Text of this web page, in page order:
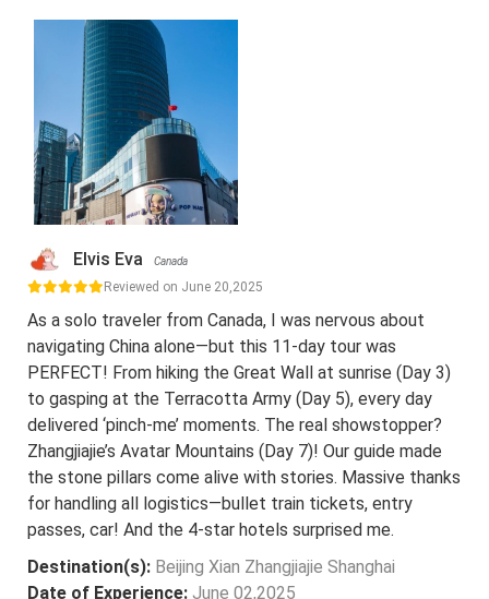
Elvis Eva Canada
Reviewed on June 20,2025
As a solo traveler from Canada, I was nervous about
navigating China alone—but this 11-day tour was
PERFECT! From hiking the Great Wall at sunrise (Day 3)
to gasping at the Terracotta Army (Day 5), every day
delivered ‘pinch-me’ moments. The real showstopper?
Zhangjiajie’s Avatar Mountains (Day 7)! Our guide made
the stone pillars come alive with stories. Massive thanks
for handling all logistics—bullet train tickets, entry
passes, car! And the 4-star hotels surprised me.
Destination(s): Beijing Xian Zhangjiajie Shanghai
Date of Experience: June 02,2025